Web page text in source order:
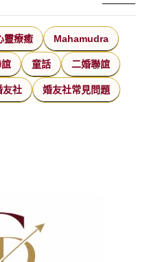
靈療癒 Mahamudra
童話 二婚聯誼
友社 婚友社常見問題